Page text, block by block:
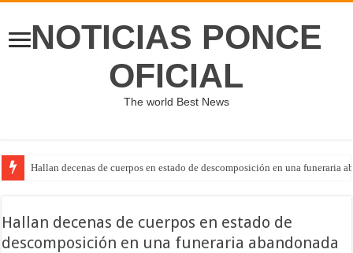
NOTICIAS PONCE
OFICIAL
The world Best News
Hallan decenas de cuerpos en estado de descomposición en una funeraria
Hallan decenas de cuerpos en estado de
descomposición en una funeraria abandonada